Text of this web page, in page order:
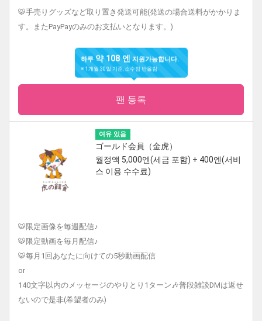
🐯手売りグッズなど取り置き発送可能(発送の場合送料がかかりま
す。またPayPayのみのお支払いとなります。)
하루약 108 엔지원가능합니다.
※ 1개월 30일 기준, 소수점 반올림
팬 등록
여유 있음
ゴールド会員（金虎）
월정액 5,000엔(세금 포함) + 400엔(서비
스 이용 수수료)
🐯限定画像を毎週配信♪
🐯限定動画を毎月配信♪
🐯毎月1回あなたに向けての5秒動画配信
or
140文字以内のメッセージのやりとり1ターン🎶普段雑談DMは返せ
ないので是非(希望者のみ)